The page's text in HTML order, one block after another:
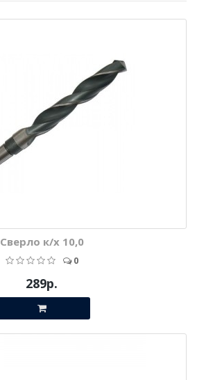
Сверло к/х 10,0
0
289р.